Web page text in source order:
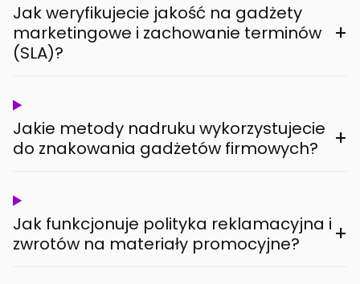
Jak weryfikujecie jakość na gadżety
marketingowe i zachowanie terminów
(SLA)?
+
Jakie metody nadruku wykorzystujecie
do znakowania gadżetów firmowych?
+
Jak funkcjonuje polityka reklamacyjna i
zwrotów na materiały promocyjne?
+